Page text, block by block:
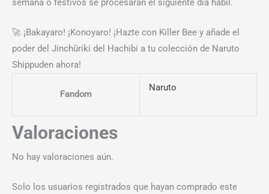
🚀 ¡Bakayaro! ¡Konoyaro! ¡Hazte con Killer Bee y añade el
poder del Jinchūriki del Hachibi a tu colección de Naruto
Shippuden ahora!
Fandom
Naruto
Valoraciones
No hay valoraciones aún.
Solo los usuarios registrados que hayan comprado este